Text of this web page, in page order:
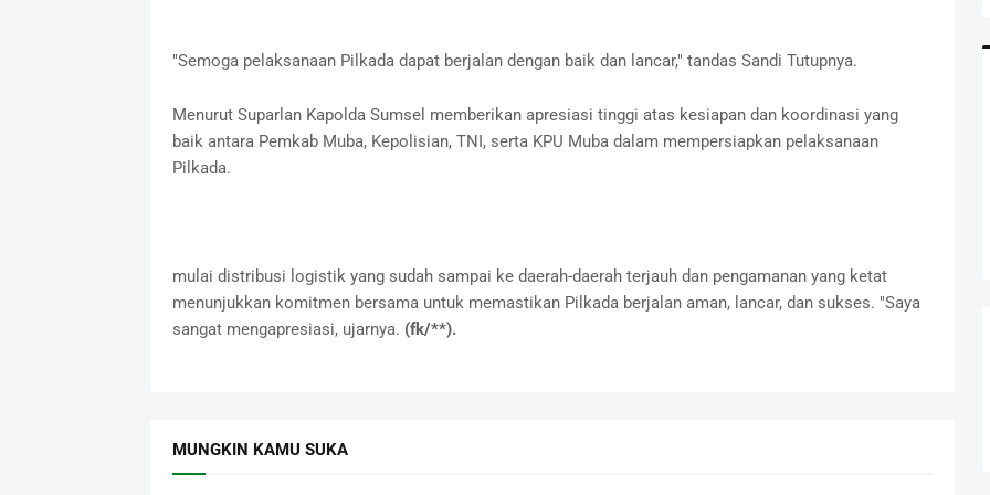
"Semoga pelaksanaan Pilkada dapat berjalan dengan baik dan lancar," tandas Sandi Tutupnya.
Menurut Suparlan Kapolda Sumsel memberikan apresiasi tinggi atas kesiapan dan koordinasi yang
baik antara Pemkab Muba, Kepolisian, TNI, serta KPU Muba dalam mempersiapkan pelaksanaan
Pilkada.
mulai distribusi logistik yang sudah sampai ke daerah-daerah terjauh dan pengamanan yang ketat
menunjukkan komitmen bersama untuk memastikan Pilkada berjalan aman, lancar, dan sukses. "Saya
sangat mengapresiasi, ujarnya. (fk/**).
MUNGKIN KAMU SUKA